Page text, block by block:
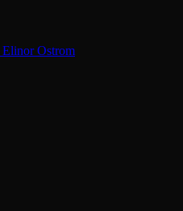
Elinor Ostrom